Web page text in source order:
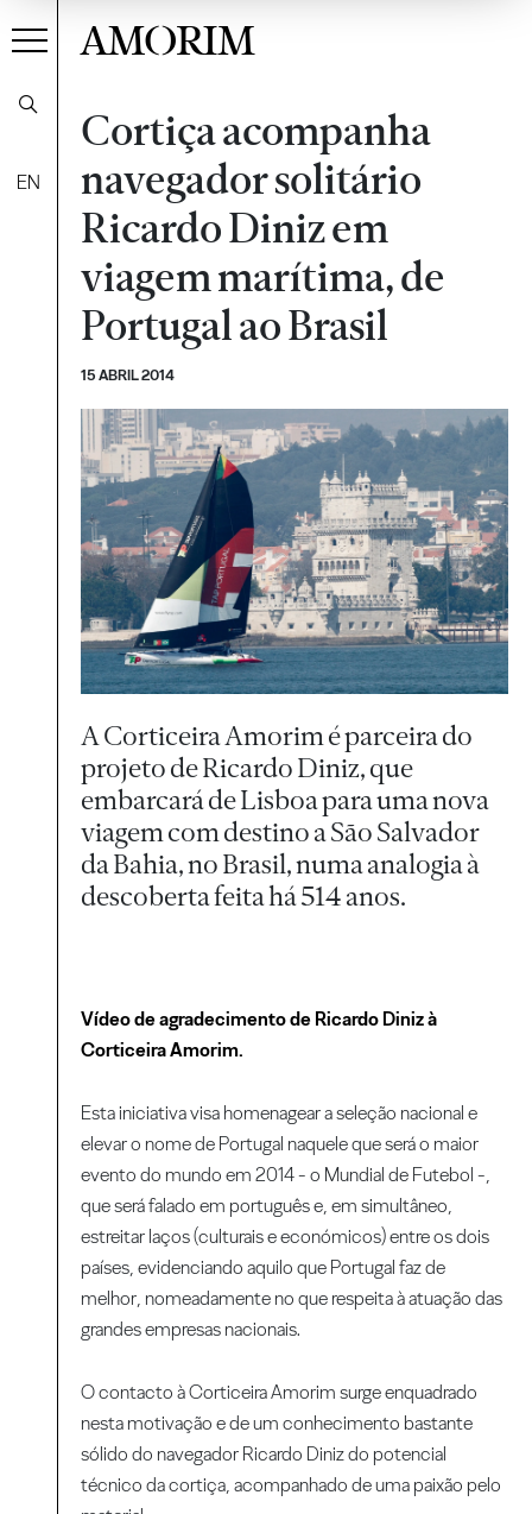
EN
AMORIM
Cortiça acompanha
navegador solitário
Ricardo Diniz em
viagem marítima, de
Portugal ao Brasil
15 ABRIL 2014
A Corticeira Amorim é parceira do
projeto de Ricardo Diniz, que
embarcará de Lisboa para uma nova
viagem com destino a São Salvador
da Bahia, no Brasil, numa analogia à
descoberta feita há 514 anos.
Vídeo de agradecimento de Ricardo Diniz à
Corticeira Amorim.
Esta iniciativa visa homenagear a seleção nacional e
elevar o nome de Portugal naquele que será o maior
evento do mundo em 2014 - o Mundial de Futebol -,
que será falado em português e, em simultâneo,
estreitar laços (culturais e económicos) entre os dois
países, evidenciando aquilo que Portugal faz de
melhor, nomeadamente no que respeita à atuação das
grandes empresas nacionais.
O contacto à Corticeira Amorim surge enquadrado
nesta motivação e de um conhecimento bastante
sólido do navegador Ricardo Diniz do potencial
técnico da cortiça, acompanhado de uma paixão pelo